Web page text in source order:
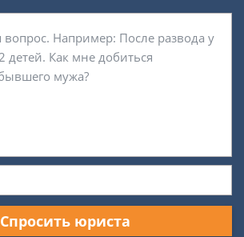
Спросить юриста